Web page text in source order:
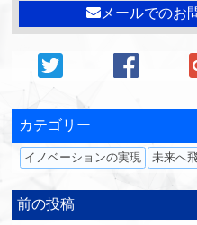
メールでのお
カテゴリー
イノベーションの実現 未来へ
前の投稿